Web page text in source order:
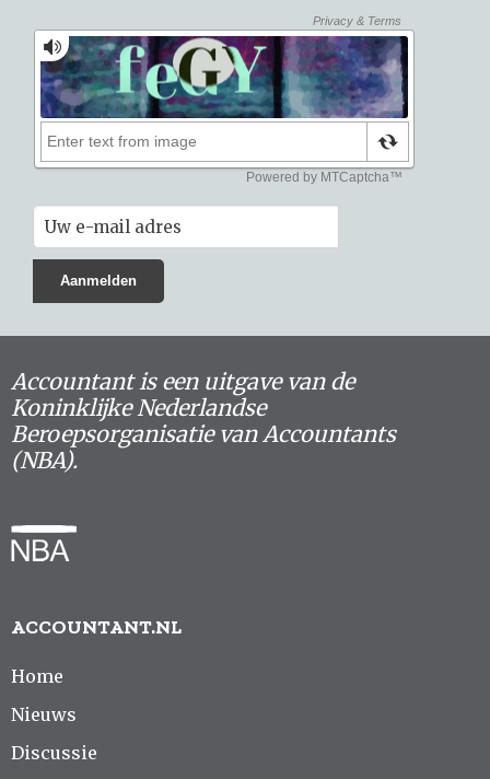
Accountant is een uitgave van de
Koninklijke Nederlandse
Beroepsorganisatie van Accountants
(NBA).
ACCOUNTANT.NL
Home
Nieuws
Discussie